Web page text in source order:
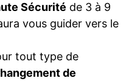
Sécurité de 3 à 9
vous guider vers le
tout type de
de